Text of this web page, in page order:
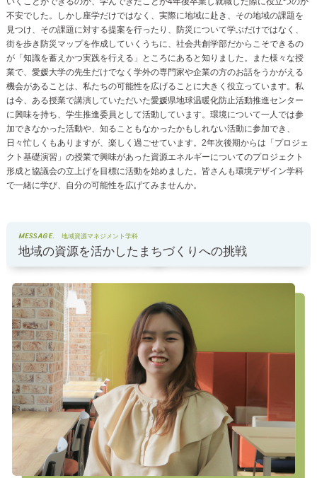
不安でした。しかし座学だけではなく、実際に地域に赴き、その地域の課題を
見つけ、その課題に対する提案を行ったり、防災について学ぶだけではなく、
街を歩き防災マップを作成していくうちに、社会共創学部だからこそできるの
が「知識を蓄えかつ実践を行える」ところにあると知りました。また様々な授
業で、愛媛大学の先生だけでなく学外の専門家や企業の方のお話をうかがえる
機会があることは、私たちの可能性を広げることに大きく役立っています。私
は今、ある授業で講演していただいた愛媛県地球温暖化防止活動推進センター
に興味を持ち、学生推進委員として活動しています。環境について一人では参
加できなかった活動や、知ることもなかったかもしれない活動に参加でき、
日々忙しくもありますが、楽しく過ごせています。2年次後期からは「プロジェ
クト基礎演習」の授業で興味があった資源エネルギーについてのプロジェクト
形成と協議会の立上げを目標に活動を始めました。皆さんも環境デザイン学科
で一緒に学び、自分の可能性を広げてみませんか。
MESSAGE. 地域資源マネジメント学科
地域の資源を活かしたまちづくりへの挑戦